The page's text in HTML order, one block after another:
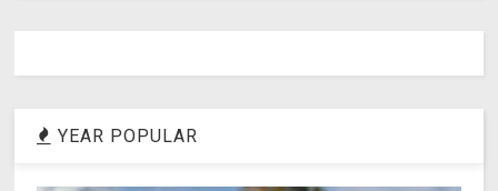
YEAR POPULAR